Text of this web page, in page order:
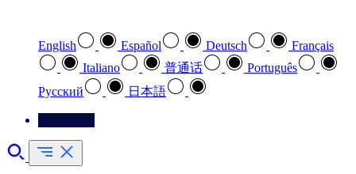
English Español Deutsch
Français
Italiano
普通话
Português
Pусский
日本語